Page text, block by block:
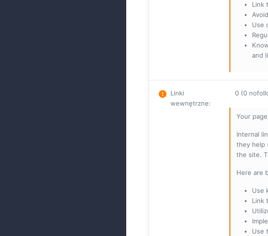
Link
Use
and
Linki
wewnętrzne:
0 (0
Your
Internal
they help
the site.
Here are
Use
Link
Use